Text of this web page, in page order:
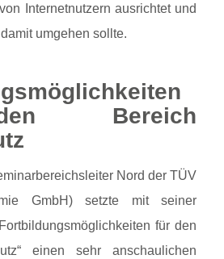
Internetnutzern ausrichtet und
umgehen sollte.
Bereich
Nord der TÜV
GmbH) setzte mit seiner
für den
einen sehr anschaulichen